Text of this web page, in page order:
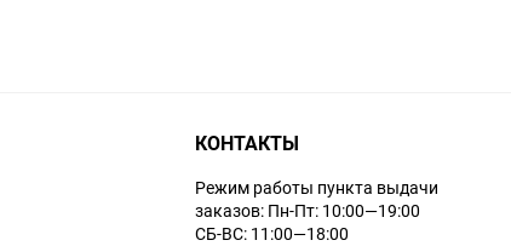
КОНТАКТЫ
Режим работы пункта выдачи
заказов: Пн-Пт: 10:00—19:00
СБ-ВС: 11:00—18:00